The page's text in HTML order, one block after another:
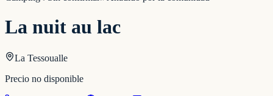
La nuit au lac
La Tessoualle
Precio no disponible